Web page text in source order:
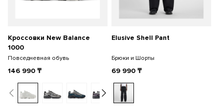
Кроссовки New Balance
1000
Повседневная обувь
146 990 ₸
Elusive Shell Pant
Брюки и Шорты
69 990 ₸